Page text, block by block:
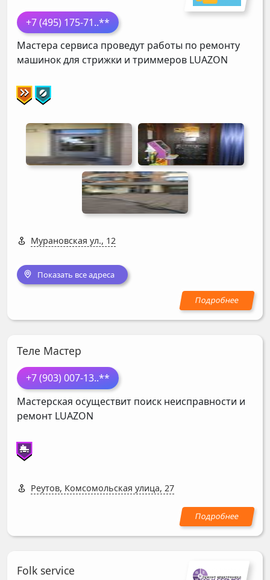
+7 (495) 175-71..**
Мастера сервиса проведут работы по ремонту
машинок для стрижки и триммеров LUAZON
Мурановская ул., 12
Показать все адреса
Теле Мастер
+7 (903) 007-13..**
Мастерская осуществит поиск неисправности и
ремонт LUAZON
Реутов, Комсомольская улица, 27
Folk service